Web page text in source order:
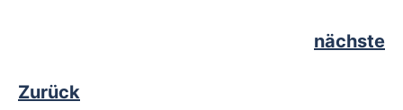
nächste
Zurück